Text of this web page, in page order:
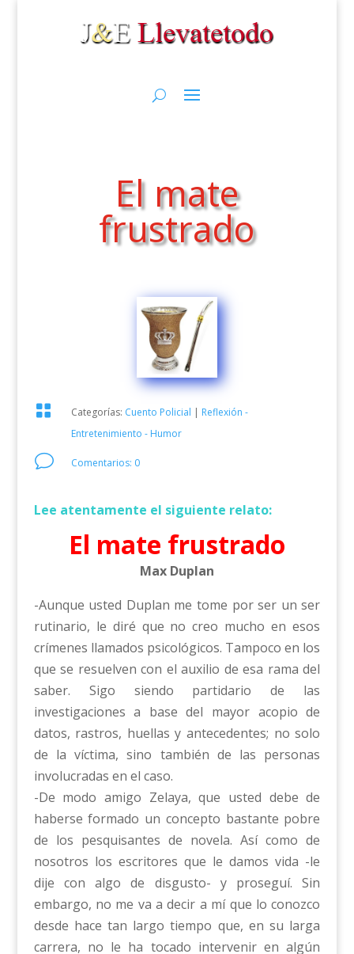
El mate
frustrado
 Categorías: Cuento Policial | Reflexión -
Entretenimiento - Humor
v Comentarios: 0
Lee atentamente el siguiente relato:
El mate frustrado
Max Duplan
-Aunque usted Duplan me tome por ser un ser
rutinario, le diré que no creo mucho en esos
crímenes llamados psicológicos. Tampoco en los
que se resuelven con el auxilio de esa rama del
saber. Sigo siendo partidario de las
investigaciones a base del mayor acopio de
datos, rastros, huellas y antecedentes; no solo
de la víctima, sino también de las personas
involucradas en el caso.
-De modo amigo Zelaya, que usted debe de
haberse formado un concepto bastante pobre
de los pesquisantes de novela. Así como de
nosotros los escritores que le damos vida -le
dije con algo de disgusto- y proseguí. Sin
embargo, no me va a decir a mí que lo conozco
desde hace tan largo tiempo que, en su larga
carrera, no le ha tocado intervenir en algún